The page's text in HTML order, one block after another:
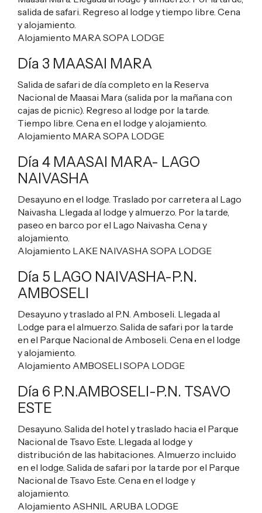
salida de safari. Regreso al lodge y tiempo libre. Cena
y alojamiento.
Alojamiento MARA SOPA LODGE
Día 3 MAASAI MARA
Salida de safari de día completo en la Reserva
Nacional de Maasai Mara (salida por la mañana con
cajas de picnic). Regreso al lodge por la tarde.
Tiempo libre. Cena en el lodge y alojamiento.
Alojamiento MARA SOPA LODGE
Día 4 MAASAI MARA- LAGO
NAIVASHA
Desayuno en el lodge. Traslado por carretera al Lago
Naivasha. Llegada al lodge y almuerzo. Por la tarde,
paseo en barco por el Lago Naivasha. Cena y
alojamiento.
Alojamiento LAKE NAIVASHA SOPA LODGE
Día 5 LAGO NAIVASHA-P.N.
AMBOSELI
Desayuno y traslado al P.N. Amboseli. Llegada al
Lodge para el almuerzo. Salida de safari por la tarde
en el Parque Nacional de Amboseli. Cena en el lodge
y alojamiento.
Alojamiento AMBOSELI SOPA LODGE
Día 6 P.N.AMBOSELI-P.N. TSAVO
ESTE
Desayuno. Salida del hotel y traslado hacia el Parque
Nacional de Tsavo Este. Llegada al lodge y
distribución de las habitaciones. Almuerzo incluido
en el lodge. Salida de safari por la tarde por el Parque
Nacional de Tsavo Este. Cena en el lodge y
alojamiento.
Alojamiento ASHNIL ARUBA LODGE